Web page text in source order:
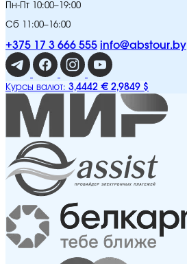
Пн-Пт 10:00–19:00
Сб 11:00–16:00
+375 17 3 666 555 info@abstour.by
Курсы валют: 3,4442 € 2,9849 $